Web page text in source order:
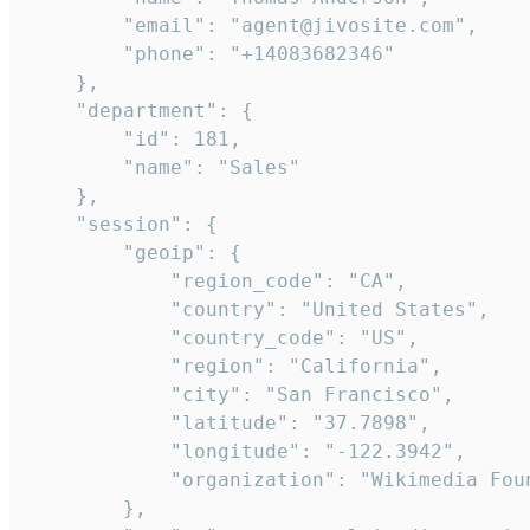
        "email": "agent@jivosite.com",
        "phone": "+14083682346"
    },
    "department": {
        "id": 181,
        "name": "Sales"
    },
    "session": {
        "geoip": {
            "region_code": "CA",
            "country": "United States",
            "country_code": "US",
            "region": "California",
            "city": "San Francisco",
            "latitude": "37.7898",
            "longitude": "-122.3942",
"organization": "Wikimedia
        },